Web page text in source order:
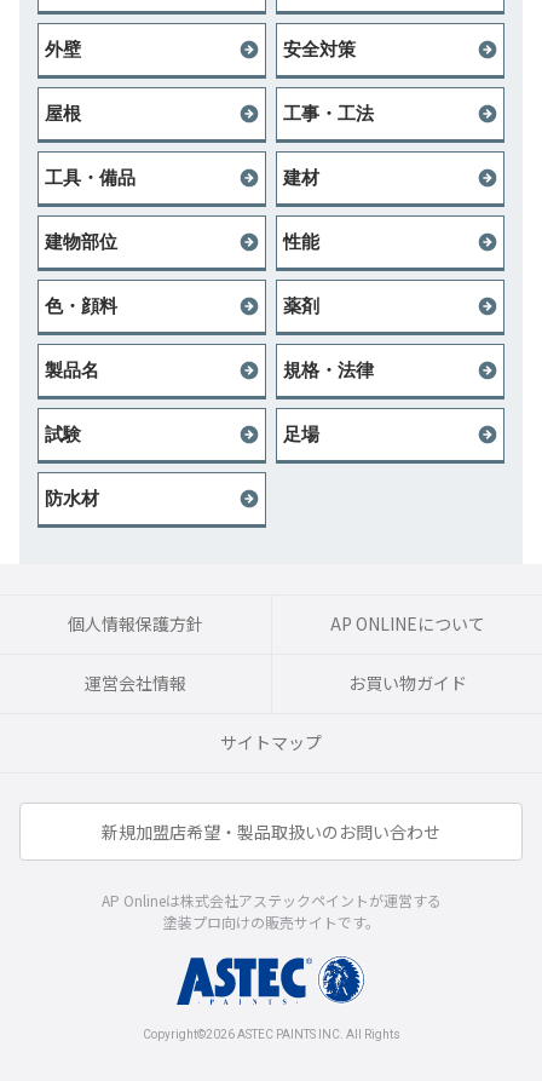
外壁 安全対策
屋根 工事・工法
工具・備品 建材
建物部位 性能
色・顔料 薬剤
製品名 規格・法律
試験 足場
防水材
個人情報保護方針 AP ONLINEについて
運営会社情報 お買い物ガイド
サイトマップ
新規加盟店希望・製品取扱いのお問い合わせ
AP Onlineは株式会社アステックペイントが運営する
塗装プロ向けの販売サイトです。
Copyright©2026 ASTEC PAINTS INC. All Rights